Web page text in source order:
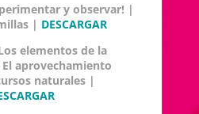
y observar! |
| DESCARGAR
elementos de la
aprovechamiento
naturales |